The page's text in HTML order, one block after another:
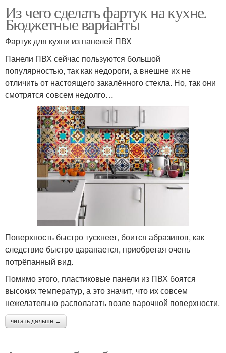
Фартуки из ткани Кухонные фартуки
Фартуки в зависимости Оригинальные фартуки
Глянцевый фартук Идеи для фартука
Из чего сделать фартук на кухне.
Бюджетные варианты
Фартук для кухни из панелей ПВХ
Панели ПВХ сейчас пользуются большой
популярностью, так как недороги, а внешне их не
отличить от настоящего закалённого стекла. Но, так они
смотрятся совсем недолго…
Поверхность быстро тускнеет, боится абразивов, как
следствие быстро царапается, приобретая очень
потрёпанный вид.
Помимо этого, пластиковые панели из ПВХ боятся
высоких температур, а это значит, что их совсем
нежелательно располагать возле варочной поверхности.
читать дальше →